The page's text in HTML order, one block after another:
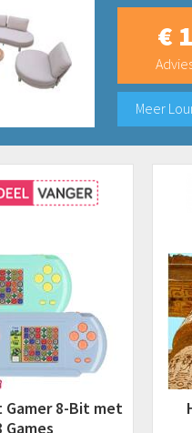
€
Meer
Gamer 8-Bit met
Games